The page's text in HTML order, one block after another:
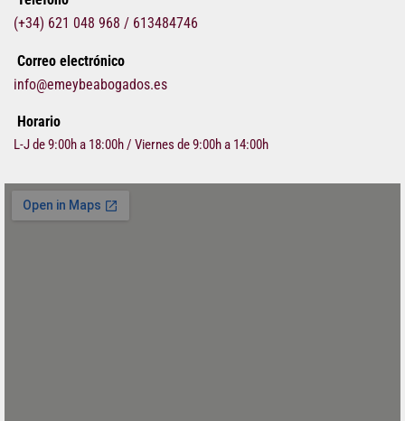
(+34) 621 048 968 / 613484746
Correo electrónico
info@emeybeabogados.es
Horario
L-J de 9:00h a 18:00h / Viernes de 9:00h a 14:00h